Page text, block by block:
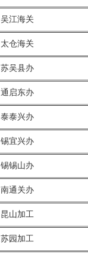
吴江海关
太仓海关
苏吴县办
通启东办
泰泰兴办
锡宜兴办
锡锡山办
南通关办
昆山加工
苏园加工